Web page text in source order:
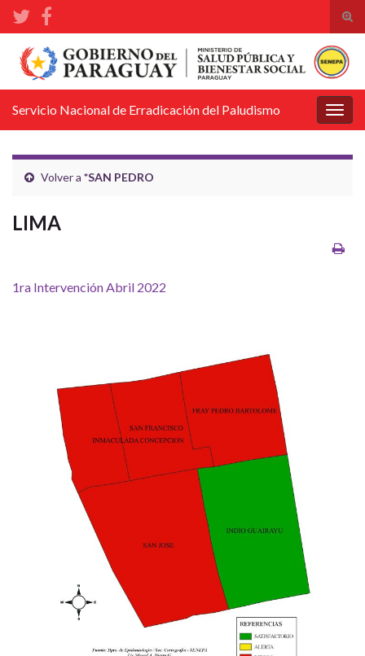
el
de
Search for:
la
Servicio Nacional de Erradicación del Paludismo
Volver a *SAN PEDRO
LIMA
1ra Intervención Abril 2022